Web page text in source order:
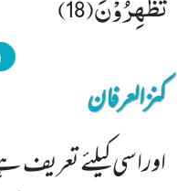
کنزالعرفان
اوراسی کیلئے تعریف